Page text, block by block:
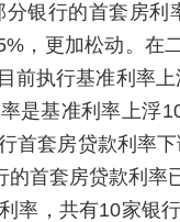
银行的首套房利
，更加松动。在
前执行基准利率
是基准利率上浮
首套房贷款利率
首套房贷款利
率，共有10家银